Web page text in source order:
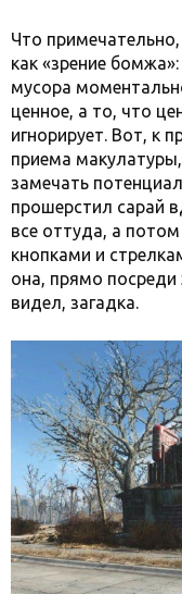
Что
как «зрение
мусора
ценное, а то, что
игнорирует. Вот, к
приема
замечать
прошерстил сарай
все оттуда, а потом
кнопками и
она, прямо посреди
видел, загадка.